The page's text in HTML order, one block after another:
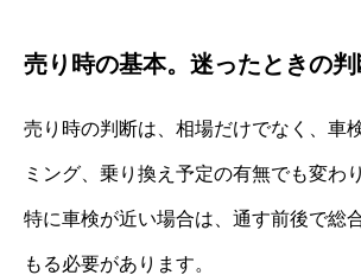
売り時の基本。迷ったときの
売り時の判断は、相場だけでなく、車
ミング、乗り換え予定の有無でも変わ
特に車検が近い場合は、通す前後で総
もる必要があります。